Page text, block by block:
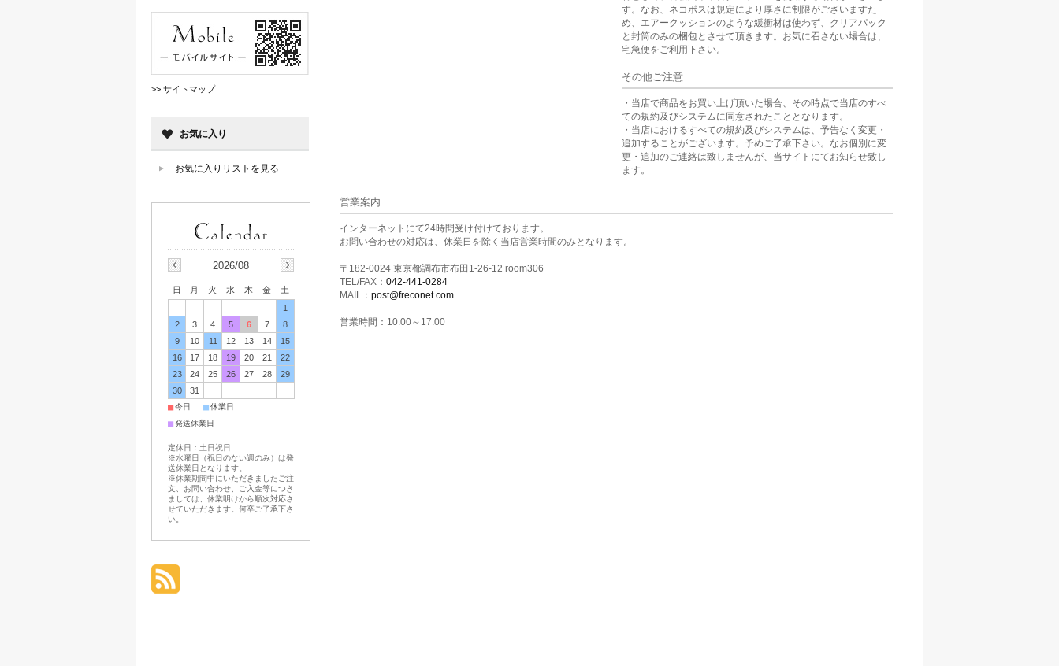
す。なお、ネコポスは規定により厚さに制限がございますた
め、エアークッションのような緩衝材は使わず、クリアパック
と封筒のみの梱包とさせて頂きます。お気に召さない場合は、
宅急便をご利用下さい。
その他ご注意
・当店で商品をお買い上げ頂いた場合、その時点で当店のすべ
ての規約及びシステムに同意されたこととなります。
・当店におけるすべての規約及びシステムは、予告なく変更・
追加することがございます。予めご了承下さい。なお個別に変
更・追加のご連絡は致しませんが、当サイトにてお知らせ致し
ます。
営業案内
インターネットにて24時間受け付けております。
お問い合わせの対応は、休業日を除く当店営業時間のみとなります。
〒182-0024 東京都調布市布田1-26-12 room306
TEL/FAX： 042-441-0284
MAIL： post@freconet.com
営業時間：10:00～17:00
>> サイトマップ
お気に入り
お気に入りリストを見る
2026/08
日 月 火 水 木 金
土
1
2
3 4 5 6 7
8
9
10 11 12 13 14
15
16
17 18 19 20 21
22
23
24 25 26 27 28
29
30
31
■今日 ■休業日
■発送休業日
定休日：土日祝日
※水曜日（祝日のない週のみ）は発
送休業日となります。
※休業期間中にいただきましたご注
文、お問い合わせ、ご入金等につき
ましては、休業明けから順次対応さ
せていただきます。何卒ご了承下さ
い。